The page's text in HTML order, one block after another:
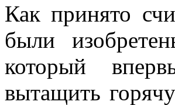
Как принято
были
который
вытащить